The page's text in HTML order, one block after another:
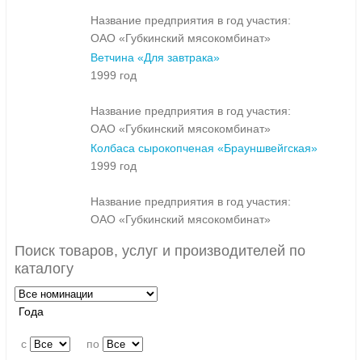
Название предприятия в год участия:
ОАО «Губкинский мясокомбинат»
Ветчина «Для завтрака»
1999 год
Название предприятия в год участия:
ОАО «Губкинский мясокомбинат»
Колбаса сырокопченая «Брауншвейгская»
1999 год
Название предприятия в год участия:
ОАО «Губкинский мясокомбинат»
Поиск товаров, услуг и производителей по
каталогу
Года
c по